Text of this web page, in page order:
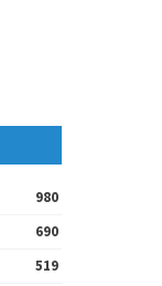
980
690
519